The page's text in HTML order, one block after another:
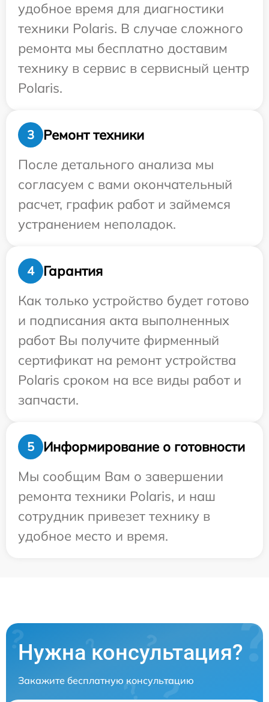
удобное время для диагностики
техники Polaris. В случае сложного
ремонта мы бесплатно доставим
технику в сервис в сервисный центр
Polaris.
3
Ремонт техники
После детального анализа мы
согласуем с вами окончательный
расчет, график работ и займемся
устранением неполадок.
4
Гарантия
Как только устройство будет готово
и подписания акта выполненных
работ Вы получите фирменный
сертификат на ремонт устройства
Polaris сроком на все виды работ и
запчасти.
5
Информирование о готовности
Мы сообщим Вам о завершении
ремонта техники Polaris, и наш
сотрудник привезет технику в
удобное место и время.
Нужна консультация?
Закажите бесплатную консультацию